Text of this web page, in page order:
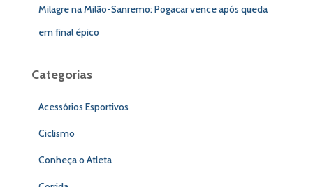
Milagre na Milão-Sanremo: Pogacar vence após queda
em final épico
Categorias
Acessórios Esportivos
Ciclismo
Conheça o Atleta